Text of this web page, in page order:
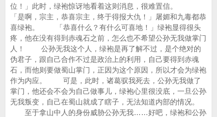
位！」此时，绿袍惊讶地看着这则消息，很难置信。
「是啊，宗主，恭喜宗主，终于得报大仇！」屠媚和九毒都恭
喜绿袍。 「恭喜什么？有什么可喜地！」绿袍显得很头
疼，他在没有得到赤魂石之前，怎么也不希望公孙无我做掌门
人！ 公孙无我这个人，绿袍是再了解不过，是个绝对的
伪君子，跟自己合作不过是政治上的利用，自己要得到赤魂
石，而他则要做蜀山掌门，正因为这个原因，所以才会为绿袍
作为内应。 可是，此时，诸葛驭我死去，公孙无我做了
掌门，他还会不会为自己做事儿，绿袍心里很没底，一旦公孙
无我叛变，自己在蜀山就成了瞎子，无法知道内部的情况。
至于拿山中人的身份威胁公孙无我……好吧，绿袍和公孙